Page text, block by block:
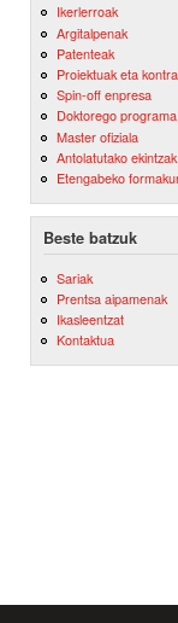
Ikerlerroak
Argitalpenak
Patenteak
Proiektuak eta
Spin-off enpresa
Doktorego programa
Master ofiziala
Antolatutako ekintzak
Etengabeko
Beste batzuk
Sariak
Prentsa aipamenak
Ikasleentzat
Kontaktua